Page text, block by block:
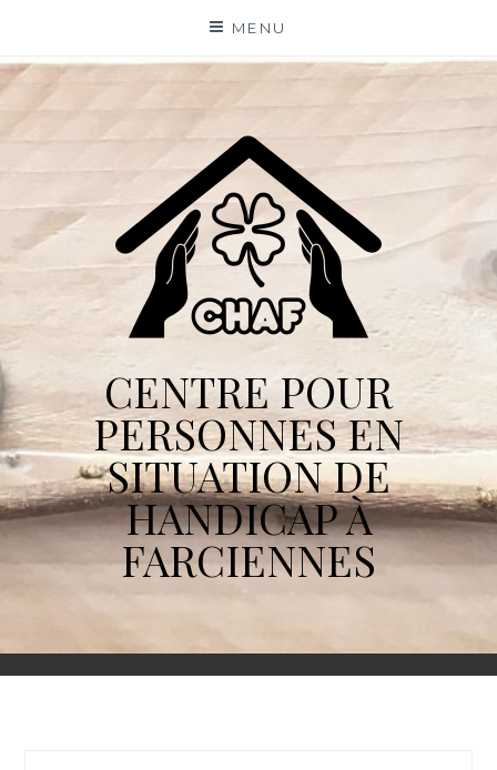
content
MENU
CENTRE POUR
PERSONNES EN
SITUATION DE
HANDICAP À
FARCIENNES